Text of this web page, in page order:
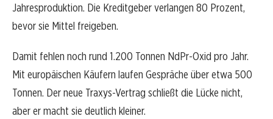
Jahresproduktion. Die Kreditgeber verlangen 80 Prozent,
bevor sie Mittel freigeben.
Damit fehlen noch rund 1.200 Tonnen NdPr-Oxid pro Jahr.
Mit europäischen Käufern laufen Gespräche über etwa 500
Tonnen. Der neue Traxys-Vertrag schließt die Lücke nicht,
aber er macht sie deutlich kleiner.